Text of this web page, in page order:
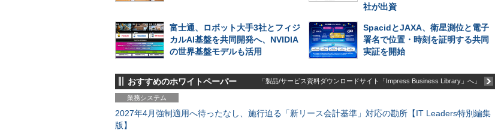
社が出資
富士通、ロボット大手3社とフィジ
カルAI基盤を共同開発へ、NVIDIA
の世界基盤モデルも活用
SpacidとJAXA、衛星測位と電子
署名で位置・時刻を証明する共同
実証を開始
おすすめのホワイトペーパー 「製品/サービス資料ダウンロードサイト「Impress Business Library」へ」
業務システム
2027年4月強制適用へ待ったなし、施行迫る「新リース会計基準」対応の勘所【IT Leaders特別編集
版】